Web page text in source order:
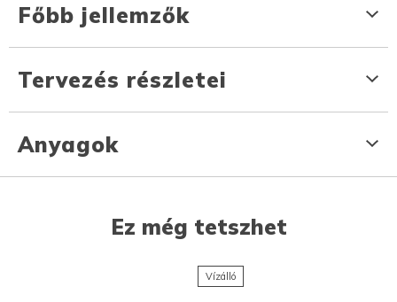
Főbb jellemzők
Tervezés részletei
Anyagok
Ez még tetszhet
Vízálló